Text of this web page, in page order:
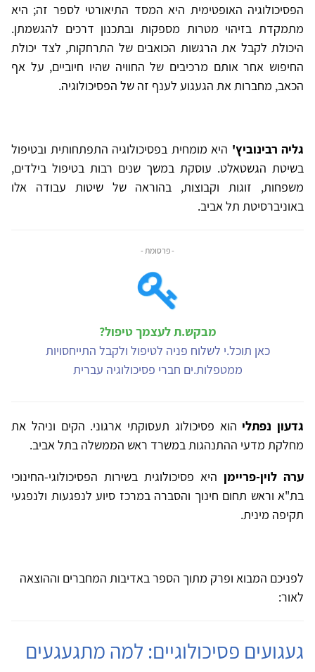
הפסיכולוגיה האופטימית היא המסד התיאורטי לספר זה; היא
מתמקדת בזיהוי מטרות מספקות ובתכנון דרכים להגשמתן.
היכולת לקבל את הרגשות הכואבים של התרחקות, לצד יכולת
החיפוש אחר אותם מרכיבים של החוויה שהיו חיוביים, על אף
הכאב, מחברות את הגעגוע לענף זה של הפסיכולוגיה.
גליה רבינוביץ' היא מומחית בפסיכולוגיה התפתחותית ובטיפול
בשיטת הגשטאלט. עוסקת במשך שנים רבות בטיפול בילדים,
משפחות, זוגות וקבוצות, בהוראה של שיטות עבודה אלו
באוניברסיטת תל אביב.
- פרסומת -
מבקש.ת לעצמך טיפול?
כאן תוכל.י לשלוח פניה לטיפול ולקבל התייחסויות
ממטפלות.ים חברי פסיכולוגיה עברית
גדעון נפתלי הוא פסיכולוג תעסוקתי ארגוני. הקים וניהל את
מחלקת מדעי ההתנהגות במשרד ראש הממשלה בתל אביב.
ערה לוין-פריימן היא פסיכולוגית בשירות הפסיכולוגי-החינוכי
בת"א וראש תחום חינוך והסברה במרכז סיוע לנפגעות ולנפגעי
תקיפה מינית.
לפניכם המבוא ופרק מתוך הספר באדיבות המחברים וההוצאה
לאור:
געגועים פסיכולוגיים: למה מתגעגעים